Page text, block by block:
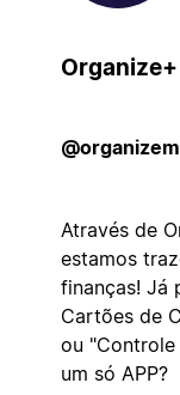
Organize+
Através de
estamos
finanças! Já
Cartões de
ou "Controle
um só APP?